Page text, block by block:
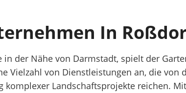
In
der Nähe von Darmstadt, spielt der
Vielzahl von Dienstleistungen an, die
komplexer Landschaftsprojekte reichen.